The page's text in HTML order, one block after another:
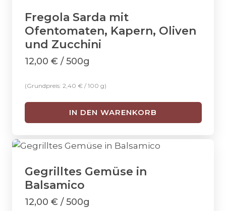
Fregola Sarda mit
Ofentomaten, Kapern, Oliven
und Zucchini
12,00 € / 500g
(Grundpreis: 2,40 €/ 100 g)
IN DEN WARENKORB
Gegrilltes Gemüse in
Balsamico
12,00 € / 500g